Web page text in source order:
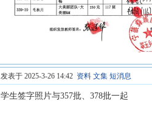
发表于 2025-3-26 14:42 资料 文集 短消息
学生签字照片与357批、378批一起